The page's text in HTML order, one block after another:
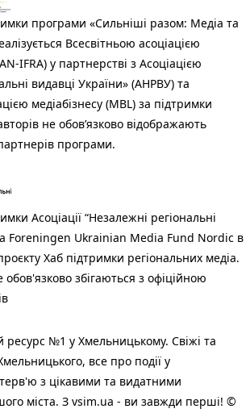
програми «Сильніші разом: Медіа та
Всесвітньою асоціацією
IFRA) у партнерстві з Асоціацією
видавці України» (АНРВУ) та
медіабізнесу (MBL) за підтримки
не обов’язково відображають
програми.
Асоціації “Незалежні регіональні
Foreningen Ukrainian Media Fund Nordic в
Хаб підтримки регіональних медіа.
обов'язково збігаються з офіційною
№1 у Хмельницькому. Свіжі та
все про події у
з цікавими та видатними
міста. З vsim.ua - ви завжди перші! ©